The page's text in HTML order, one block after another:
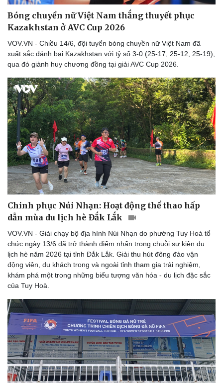
Thể thao
Bóng đá
Lịch thi đấu bóng đá
Thế giới thể thao
eSports
Hậu trường
Ô tô - Xe máy
Ô tô
Xe máy
Tư vấn
Bóng chuyền nữ Việt Nam thắng thuyết phục
Kazakhstan ở AVC Cup 2026
VOV.VN - Chiều 14/6, đội tuyển bóng chuyền nữ Việt Nam đã
xuất sắc đánh bại Kazakhstan với tỷ số 3-0 (25-17, 25-12, 25-19),
qua đó giành huy chương đồng tại giải AVC Cup 2026.
Chinh phục Núi Nhạn: Hoạt động thể thao hấp
dẫn mùa du lịch hè Đắk Lắk
VOV.VN - Giải chạy bộ địa hình Núi Nhạn do phường Tuy Hoà tổ
chức ngày 13/6 đã trở thành điểm nhấn trong chuỗi sự kiện du
lịch hè năm 2026 tại tỉnh Đắk Lắk. Giải thu hút đông đảo vận
động viên, du khách trong và ngoài tỉnh tham gia trải nghiệm,
khám phá một trong những biểu tượng văn hóa - du lịch đặc sắc
của Tuy Hoà.